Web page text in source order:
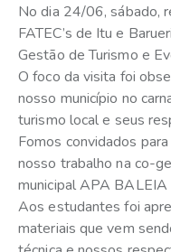
No dia 24/06, sábado,
FATEC’s de Itu e
Gestão de Turismo e
O foco da visita foi
nosso município no
turismo local e seus
Fomos convidados
nosso trabalho na co-
municipal APA BALEIA
Aos estudantes foi
materiais que vem